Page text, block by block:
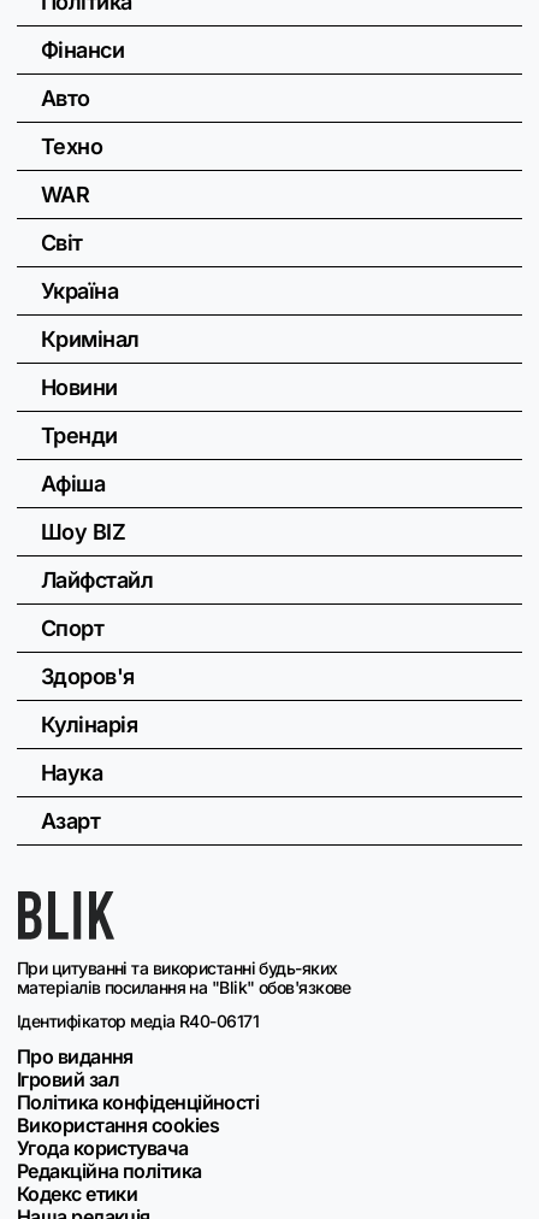
При цитуванні та використанні будь-яких
матеріалів посилання на "Blik" обов'язкове
Ідентифікатор медіа R40-06171
Про видання
Ігровий зал
Політика конфіденційності
Використання cookies
Угода користувача
Редакційна політика
Кодекс етики
Фінанси
Авто
Техно
WAR
Світ
Україна
Кримінал
Новини
Тренди
Афіша
Шоу BIZ
Лайфстайл
Спорт
Здоров'я
Кулінарія
Наука
Азарт